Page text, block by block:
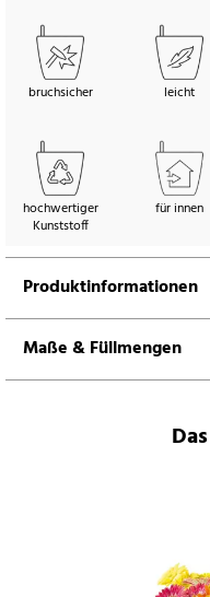
bruchsicher leicht
hochwertiger
Kunststoff
für innen
Produktinformationen
Maße & Füllmengen